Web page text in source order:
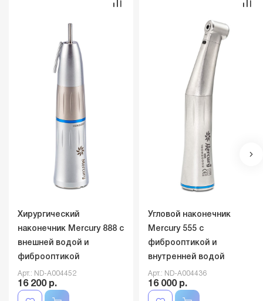
Хирургический
наконечник Mercury 888 с
внешней водой и
фиброоптикой
Арт.: ND-A004452
16 200 р.
Угловой наконечник
Mercury 555 с
фиброоптикой и
внутренней водой
Арт.: ND-A004436
16 000 р.